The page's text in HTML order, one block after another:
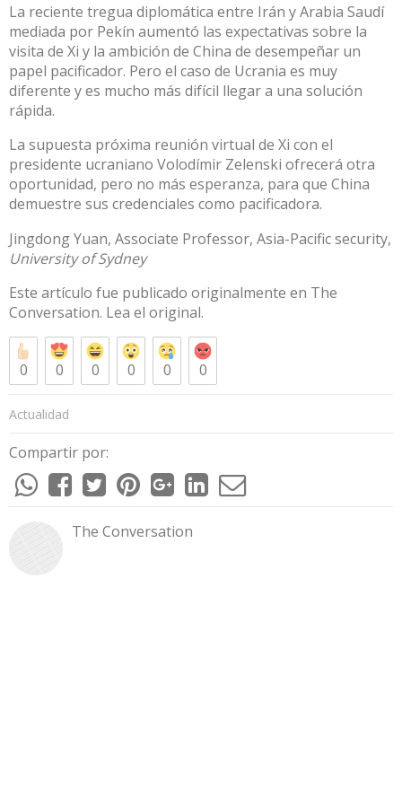
La reciente tregua diplomática entre Irán y Arabia Saudí
mediada por Pekín aumentó las expectativas sobre la
visita de Xi y la ambición de China de desempeñar un
papel pacificador. Pero el caso de Ucrania es muy
diferente y es mucho más difícil llegar a una solución
rápida.
La supuesta próxima reunión virtual de Xi con el
presidente ucraniano Volodímir Zelenski ofrecerá otra
oportunidad, pero no más esperanza, para que China
demuestre sus credenciales como pacificadora.
Jingdong Yuan, Associate Professor, Asia-Pacific security,
University of Sydney
Este artículo fue publicado originalmente en The
Conversation. Lea el original.
0 0 0 0 0 0
Actualidad
Compartir por:
The Conversation